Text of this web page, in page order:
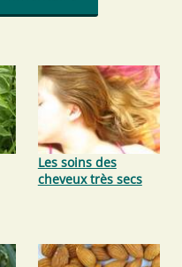
Les soins des
cheveux très secs